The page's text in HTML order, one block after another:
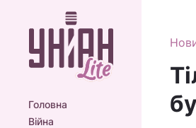
Головна
Війна